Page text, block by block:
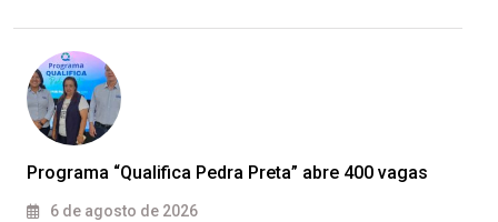
Programa “Qualifica Pedra Preta” abre 400 vagas
6 de agosto de 2026